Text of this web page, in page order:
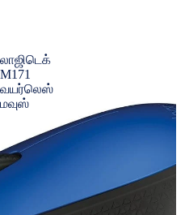
லாஜிடெக்
M171
வயர்லெஸ்
மவுஸ்